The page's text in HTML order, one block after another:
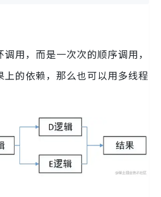
用，而是一次次的顺序调用，
的依赖，那么也可以用多线程